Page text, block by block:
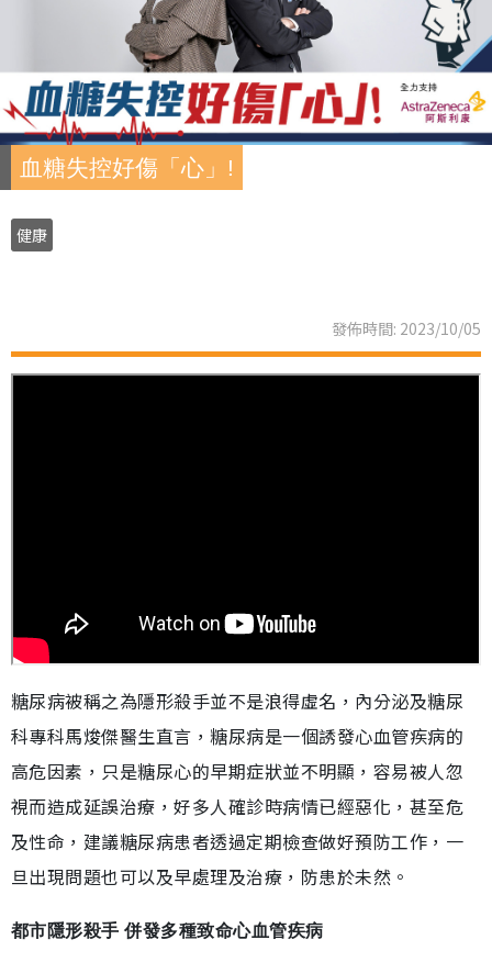
血糖失控好傷「心」!
健康
發佈時間: 2023/10/05
糖尿病被稱之為隱形殺手並不是浪得虛名，內分泌及糖尿
科專科馬焌傑醫生直言，糖尿病是一個誘發心血管疾病的
高危因素，只是糖尿心的早期症狀並不明顯，容易被人忽
視而造成延誤治療，好多人確診時病情已經惡化，甚至危
及性命，建議糖尿病患者透過定期檢查做好預防工作，一
旦出現問題也可以及早處理及治療，防患於未然。
都市隱形殺手 併發多種致命心血管疾病